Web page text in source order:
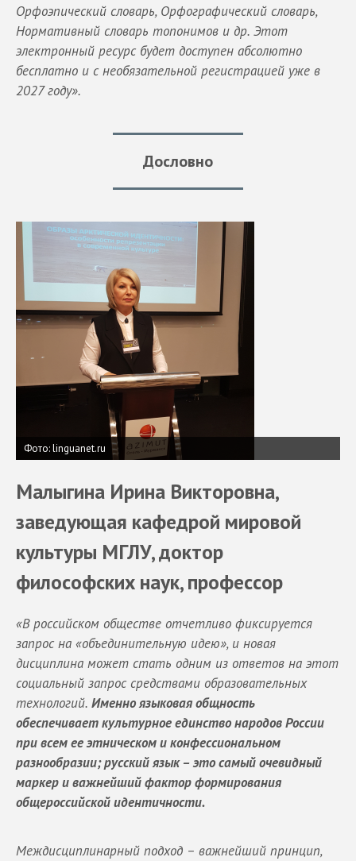
Орфоэпический словарь, Орфографический словарь,
Нормативный словарь топонимов и др. Этот
электронный ресурс будет доступен абсолютно
бесплатно и с необязательной регистрацией уже в
2027 году».
Дословно
Фото: linguanet.ru
Малыгина Ирина Викторовна,
заведующая кафедрой мировой
культуры МГЛУ, доктор
философских наук, профессор
«В российском обществе отчетливо фиксируется
запрос на «объединительную идею», и новая
дисциплина может стать одним из ответов на этот
социальный запрос средствами образовательных
технологий. Именно языковая общность
обеспечивает культурное единство народов России
при всем ее этническом и конфессиональном
разнообразии; русский язык – это самый очевидный
маркер и важнейший фактор формирования
общероссийской идентичности.
Междисциплинарный подход – важнейший принцип,